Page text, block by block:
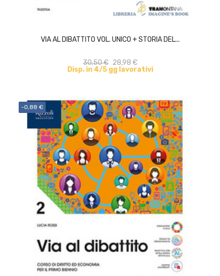
VIA AL DIBATTITO VOL. UNICO + STORIA DEL...
30,50 € 28,98 €
Disp. in 4/5 gg lavorativi
ACQUISTA
-0,88 €